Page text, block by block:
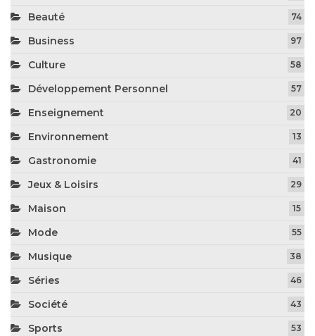
Beauté 74
Business 97
Culture 58
Développement Personnel 57
Enseignement 20
Environnement 13
Gastronomie 41
Jeux & Loisirs 29
Maison 15
Mode 55
Musique 38
Séries 46
Société 43
Sports 53